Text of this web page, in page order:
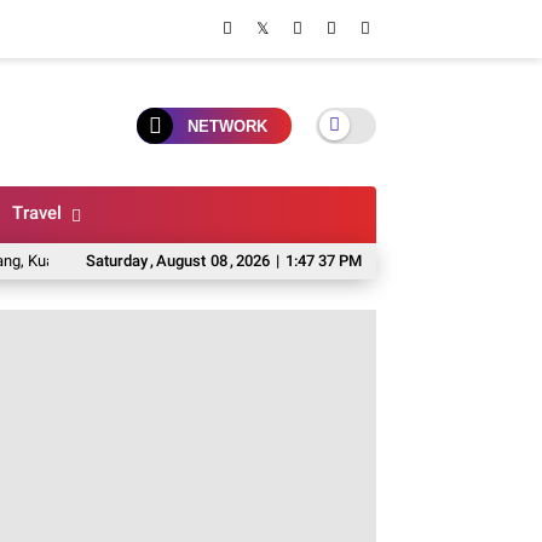
NETWORK
Travel
Saturday,August 08,2026 | 1:47 38 PM
Dan Rasa Otentik 6 Toko Karpet Di Malang Yang Murah, Lengkap,